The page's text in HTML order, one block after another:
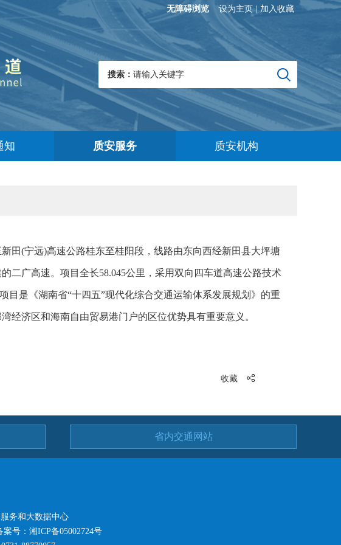
设为主页 |加入收藏
搜索：
知 质安服务 质安机构
无障碍浏览
(宁远)高速公路桂东至桂阳段，线路由东向西经新田县大坪塘
二广高速。项目全长58.045公里，采用双向四车道高速公路技术
目是《湖南省“十四五”现代化综合交通运输体系发展规划》的重
经济区和海南自由贸易港门户的区位优势具有重要意义。
收藏
省内交通网站
务和大数据中心
案号：湘ICP备05002724号